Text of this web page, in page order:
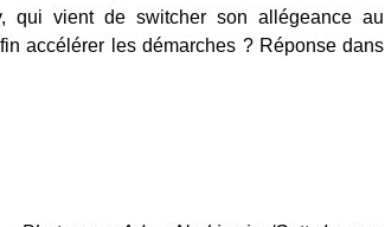
qui vient de switcher son allégeance au
accélérer les démarches ? Réponse dans